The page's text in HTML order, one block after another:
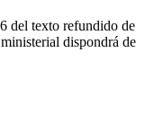
del texto refundido de
dispondrá de